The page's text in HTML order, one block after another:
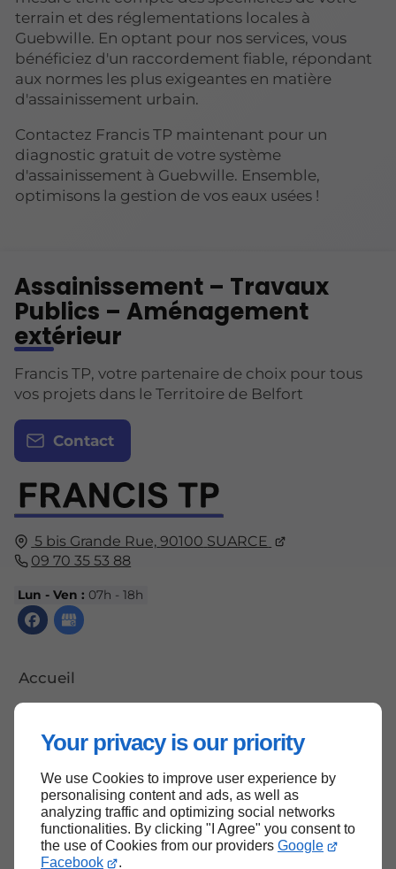
Your privacy is our priority
We use Cookies to improve user experience by
personalising content and ads, as well as
analyzing traffic and optimizing social networks
functionalities. By clicking "I Agree" you consent to
the use of Cookies from our providers Google
Facebook
.
terrain et des réglementations locales à
Guebwille. En optant pour nos services, vous
bénéficiez d'un raccordement fiable, répondant
aux normes les plus exigeantes en matière
d'assainissement urbain.
Contactez Francis TP maintenant pour un
diagnostic gratuit de votre système
d'assainissement à Guebwille. Ensemble,
optimisons la gestion de vos eaux usées !
5 bis Grande Rue, 90100 SUARCE
09 70 35 53 88
Lun - Ven : 07h - 18h
Accueil
Contactez-nous
Mentions légales
Plan du site
Assainissement – Travaux
Publics – Aménagement
extérieur
Francis TP, votre partenaire de choix pour tous
vos projets dans le Territoire de Belfort
Contact
Haut de page